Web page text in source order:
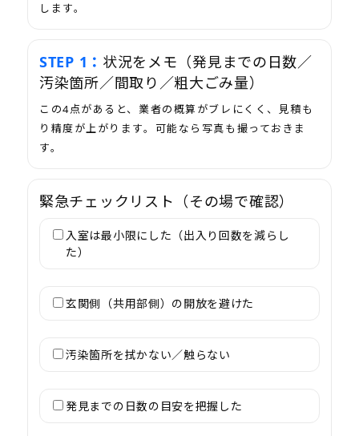
します。
状況をメモ（発見までの日数／
汚染箇所／間取り／粗大ごみ量）
この4点があると、業者の概算がブレにくく、見積も
り精度が上がります。可能なら写真も撮っておきま
す。
緊急チェックリスト（その場で確認）
入室は最小限にした（出入り回数を減らし
た）
玄関側（共用部側）の開放を避けた
汚染箇所を拭かない／触らない
発見までの日数の目安を把握した